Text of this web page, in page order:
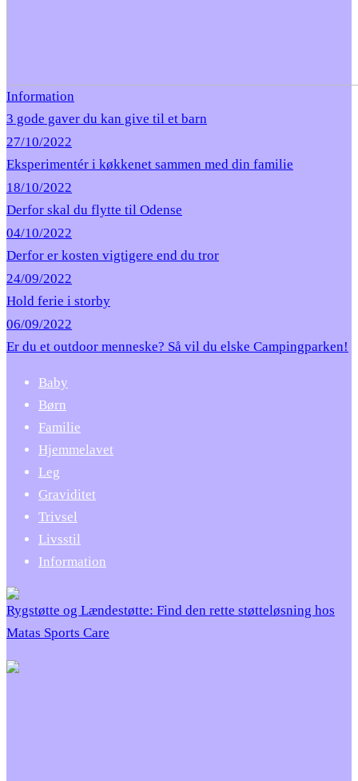
Information
3 gode gaver du kan give til et barn
27/10/2022
Eksperimentér i køkkenet sammen med din familie
18/10/2022
Derfor skal du flytte til Odense
04/10/2022
Derfor er kosten vigtigere end du tror
24/09/2022
Hold ferie i storby
06/09/2022
Er du et outdoor menneske? Så vil du elske Campingparken!
Baby
Børn
Familie
Hjemmelavet
Leg
Graviditet
Trivsel
Livsstil
Information
Rygstøtte og Lændestøtte: Find den rette støtteløsning hos
Matas Sports Care